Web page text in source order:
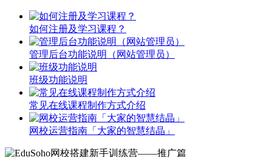
如何注册及学习课程？
管理后台功能说明（网站管理员）
班级功能说明
常见在线课程制作方式介绍
网校运营指南「大家的智慧结晶」